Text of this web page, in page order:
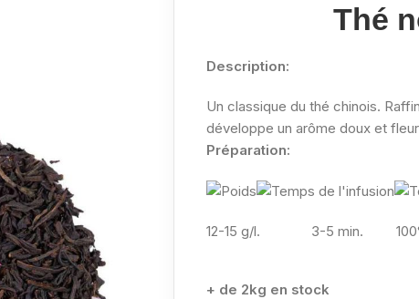
Thé
Description:
Un classique du thé chinois.
développe un arôme doux et
Préparation:
12-15 g/l. 3-5 min.
+ de 2kg en stock